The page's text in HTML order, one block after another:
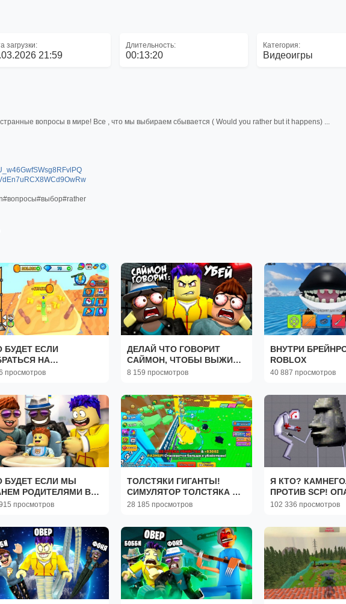
загрузки:
21:59
Длительность:
00:13:20
Категория:
Видеоигры
вопросы в мире! Все , что мы выбираем сбывается ( Would you rather but it happens) ...
БУДЕТ ЕСЛИ
НА
В
просмотров
ДЕЛАЙ ЧТО ГОВОРИТ
САЙМОН, ЧТОБЫ ВЫЖИТЬ
В ТЮРЬМЕ В ROBLOX
8 159 просмотров
ВНУТРИ
ROBLOX
40 887 просмотров
БУДЕТ ЕСЛИ МЫ
РОДИТЕЛЯМИ В
просмотров
ТОЛСТЯКИ ГИГАНТЫ!
СИМУЛЯТОР ТОЛСТЯКА В
ROBLOX
28 185 просмотров
Я КТО?
ПРОТИВ SCP!
МОНСТР
102 336 просмотров